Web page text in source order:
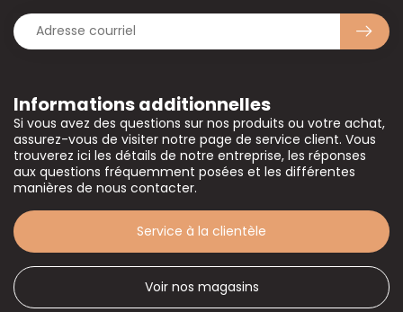
Informations additionnelles
Si vous avez des questions sur nos produits ou votre achat,
assurez-vous de visiter notre page de service client. Vous
trouverez ici les détails de notre entreprise, les réponses
aux questions fréquemment posées et les différentes
manières de nous contacter.
Service à la clientèle
Voir nos magasins